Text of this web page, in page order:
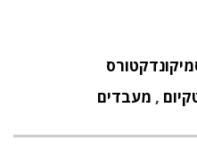
, מעבדים